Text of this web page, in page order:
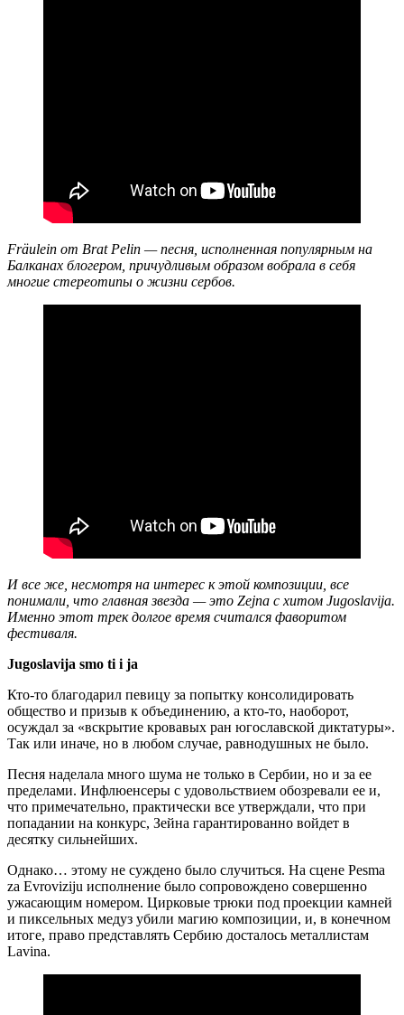
Fräulein от Brat Pelin — песня, исполненная популярным на
Балканах блогером, причудливым образом вобрала в себя
многие стереотипы о жизни сербов.
И все же, несмотря на интерес к этой композиции, все
понимали, что главная звезда — это Zejna с хитом Jugoslavija.
Именно этот трек долгое время считался фаворитом
фестиваля.
Jugoslavija smo ti i ja
Кто-то благодарил певицу за попытку консолидировать
общество и призыв к объединению, а кто-то, наоборот,
осуждал за «вскрытие кровавых ран югославской диктатуры».
Так или иначе, но в любом случае, равнодушных не было.
Песня наделала много шума не только в Сербии, но и за ее
пределами. Инфлюенсеры с удовольствием обозревали ее и,
что примечательно, практически все утверждали, что при
попадании на конкурс, Зейна гарантированно войдет в
десятку сильнейших.
Однако… этому не суждено было случиться. На сцене Pesma
za Evroviziju исполнение было сопровождено совершенно
ужасающим номером. Цирковые трюки под проекции камней
и пиксельных медуз убили магию композиции, и, в конечном
итоге, право представлять Сербию досталось металлистам
Lavina.